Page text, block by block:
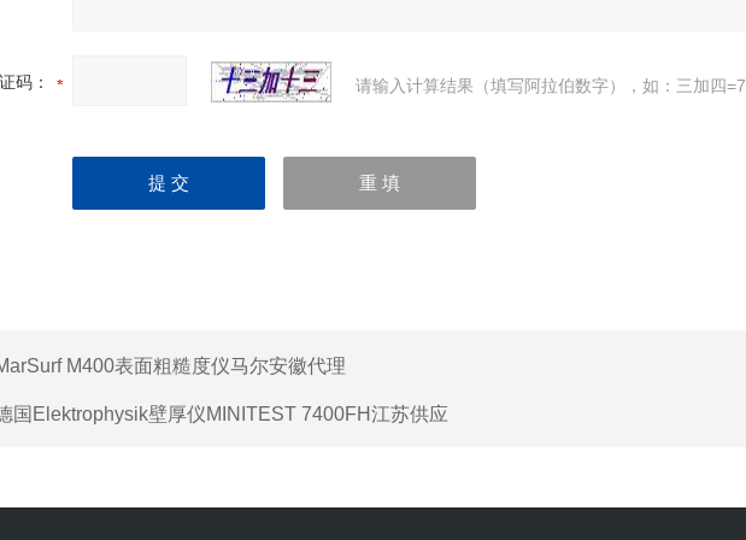
码： 请输入计算结果（填写阿拉伯数字），如：三加四=7
M400表面粗糙度仪马尔安徽代理
国Elektrophysik壁厚仪MINITEST 7400FH江苏供应